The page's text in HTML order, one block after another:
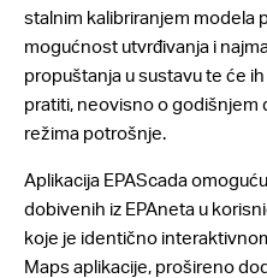
stalnim kalibriranjem modela
mogućnost utvrđivanja i
propuštanja u sustavu te će
pratiti, neovisno o godišnjem
režima potrošnje.
Aplikacija EPAScada
dobivenih iz EPAneta u
koje je identično
Maps aplikacije, prošireno